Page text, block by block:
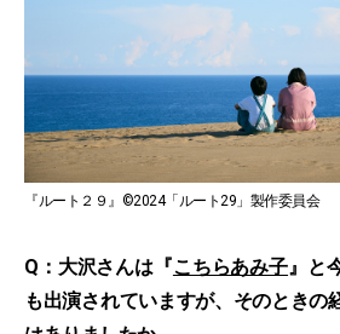
『ルート２９』©2024「ルート29」製作委員会
Q：大沢さんは『こちらあみ子』と
も出演されていますが、そのときの